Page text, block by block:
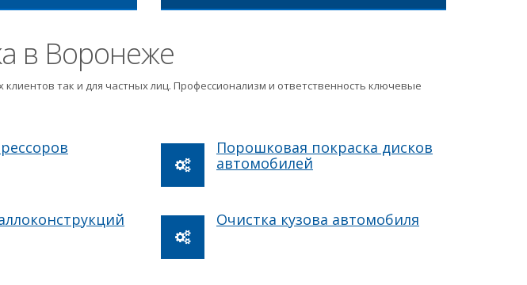
в Воронеже
так и для частных лиц. Профессионализм и ответственность ключевые
Порошковая покраска дисков
автомобилей
Очистка кузова автомобиля